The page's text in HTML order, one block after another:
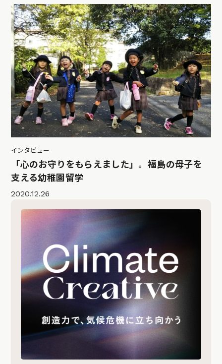
インタビュー
「心のお守りをもらえました」。福島の母子を
支える幼稚園留学
2020.12.26